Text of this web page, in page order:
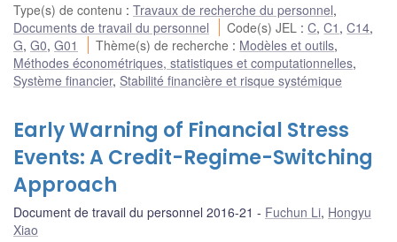
Type(s) de contenu : Travaux de recherche du personnel,
Documents de travail du personnel
Code(s) JEL :C,C1 ,C14,
G, G0, G01 Thème(s) de recherche : Modèles et outils,
Méthodes économétriques, statistiques et computationnelles,
Système financier, Stabilité financière et risque systémique
Early Warning of Financial Stress
Events: A Credit-Regime-Switching
Approach
Document de travail du personnel 2016-21 Fuchun Li, Hongyu
Xiao